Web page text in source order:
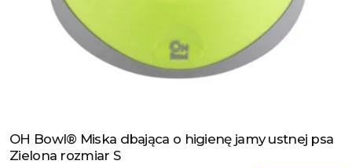
Zobacz produkt
OH Bowl® Miska dbająca o higienę jamy ustnej psa
Zielona rozmiar S